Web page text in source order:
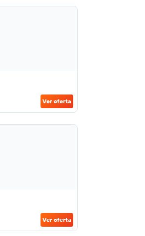
Ver oferta
Ver oferta